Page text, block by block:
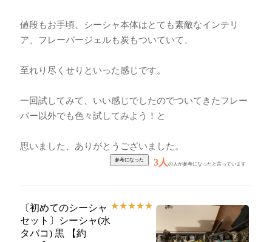
値段もお手頃、シーシャ本体はとても素敵なインテリ
ア、フレーバージェルも炭もついていて、
至れり尽くせりといった感じです。
一回試してみて、いい感じでしたのでついてきたフレー
バー以外でも色々試してみよう！と
思いました、ありがとうございました。
3人の人が参考になったと言っています
〔初めてのシーシャ
セット〕シーシャ(水
タバコ) 黒 【約
★★★★★